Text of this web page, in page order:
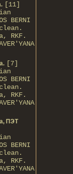
[11]
BERNI
RKF.
[7]
BERNI
RKF.
ПЭТ
BERNI
RKF.